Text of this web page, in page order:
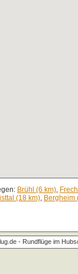
Brühl (6 km),
(18 km), Bergheim
- Rundflüge im